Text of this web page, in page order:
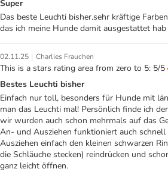
Super
Das beste Leuchti bisher.sehr kräftige
das ich meine Hunde damit ausgestattet hab
02.11.25 | Charlies Frauchen
This is a stars rating area from zero to 5: 5/5
Bestes Leuchti bisher
Einfach nur toll, besonders für Hunde mit
man das Leuchti mal! Persönlich finde ich
wir wurden auch schon mehrmals auf das
An- und Ausziehen funktioniert auch schnell
Ausziehen einfach den kleinen schwarzen
die Schläuche stecken) reindrücken und
ganz leicht öffnen.